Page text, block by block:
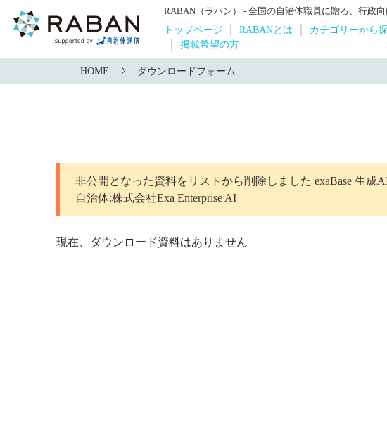
RABAN（ラバン） - 全国の自治体職員に贈る、行政
トップページ RABANとは カテゴリーから
掲載希望の方
HOME ダウンロードフォーム
非公開となった資料をリストから削除しました exaBase 生成
自治体:株式会社Exa Enterprise AI
現在、ダウンロード資料はありません